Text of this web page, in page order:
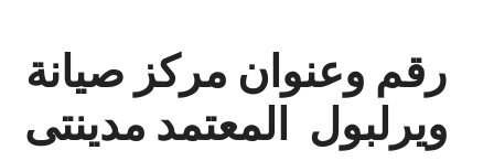
رقم وعنوان مركز صيانة
ويرلبول
المعتمد مدينتى